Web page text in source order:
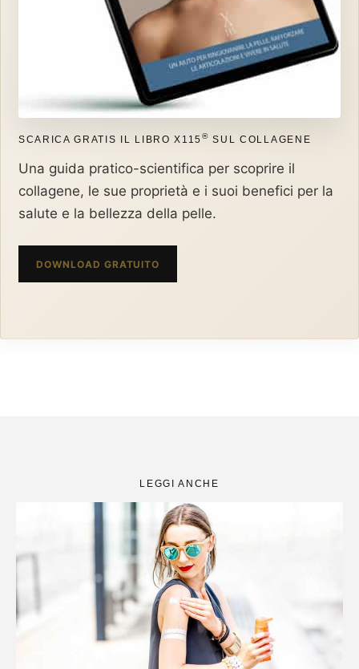
SCARICA GRATIS IL LIBRO X115® SUL COLLAGENE
Una guida pratico-scientifica per scoprire il
collagene, le sue proprietà e i suoi benefici per la
salute e la bellezza della pelle.
DOWNLOAD GRATUITO
LEGGI ANCHE